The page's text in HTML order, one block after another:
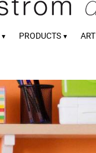
PRODUCTS ART